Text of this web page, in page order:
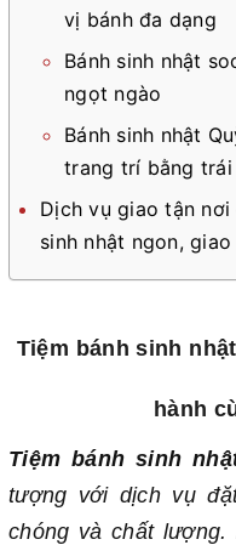
vị bánh đa dạng
Bánh sinh nhật
ngọt ngào
Bánh sinh nhật
trang trí bằng
Dịch vụ giao tận
sinh nhật ngon, giao
Tiệm bánh sinh
hành
Tiệm bánh sinh
tượng với dịch vụ
chóng và chất lượng.